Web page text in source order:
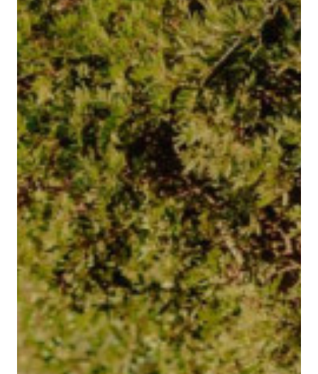
SERVEIS
SOBRE BINISSAIDA
REGALA BINISSAIDA
BLOG
CONTACTE
Español Català English French
Camí de Binissaida, 108
07720 Es Castell – Menorca